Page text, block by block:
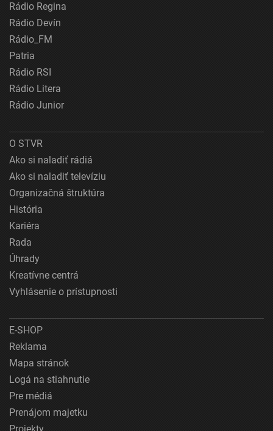
Rádio Regina
Rádio Devín
Rádio_FM
Patria
Rádio RSI
Rádio Litera
Rádio Junior
O STVR
Ako si naladiť rádiá
Ako si naladiť televíziu
Organizačná štruktúra
História
Kariéra
Rada
Úhrady
Kreatívne centrá
Vyhlásenie o prístupnosti
E-SHOP
Reklama
Mapa stránok
Logá na stiahnutie
Pre médiá
Prenájom majetku